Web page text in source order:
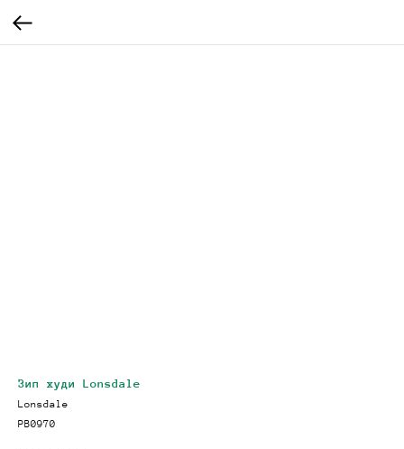
Зип худи Lonsdale
Lonsdale
PB0970